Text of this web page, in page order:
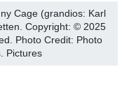
Cage (grandios: Karl
Copyright: © 2025
Photo Credit: Photo
Pictures